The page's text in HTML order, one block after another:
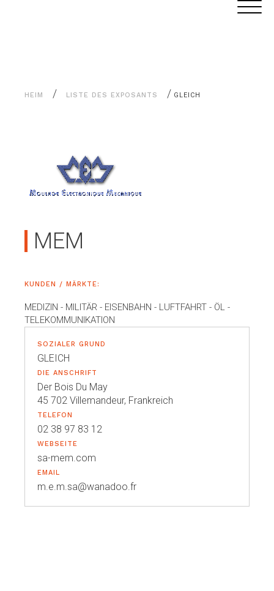
HEIM / LISTE DES EXPOSANTS / GLEICH
MEM
KUNDEN / MÄRKTE:
MEDIZIN - MILITÄR - EISENBAHN - LUFTFAHRT - ÖL -
TELEKOMMUNIKATION
SOZIALER GRUND
GLEICH
DIE ANSCHRIFT
Der Bois Du May
45 702 Villemandeur, Frankreich
TELEFON
02 38 97 83 12
WEBSEITE
sa-mem.com
EMAIL
m.e.m.sa@wanadoo.fr